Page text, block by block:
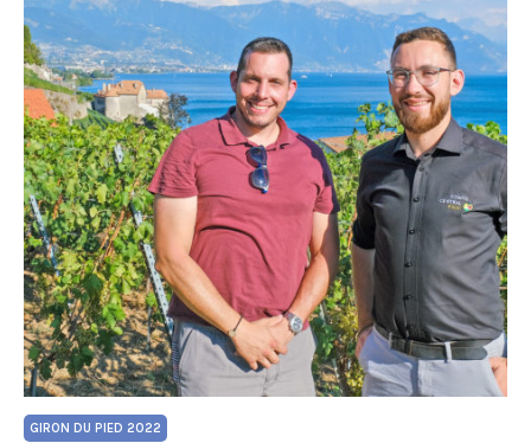
GIRON DU PIED 2022